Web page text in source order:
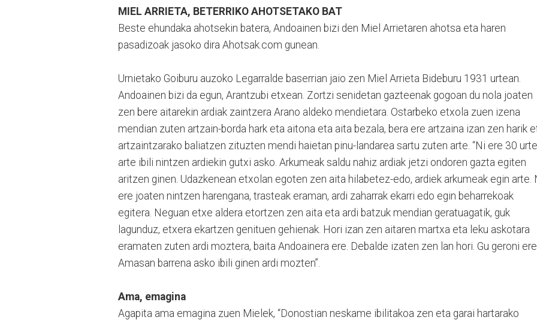
MIEL ARRIETA, BETERRIKO AHOTSETAKO BAT
Beste ehundaka ahotsekin batera, Andoainen bizi den Miel Arrietaren ahotsa eta haren
pasadizoak jasoko dira Ahotsak.com gunean.
Urnietako Goiburu auzoko Legarralde baserrian jaio zen Miel Arrieta Bideburu 1931 urtean.
Andoainen bizi da egun, Arantzubi etxean. Zortzi senidetan gazteenak gogoan du nola joaten
zen bere aitarekin ardiak zaintzera Arano aldeko mendietara. Ostarbeko etxola zuen izena
mendian zuten artzain-borda hark eta aitona eta aita bezala, bera ere artzaina izan zen harik
artzaintzarako baliatzen zituzten mendi haietan pinu-landarea sartu zuten arte. “Ni ere 30
arte ibili nintzen ardiekin gutxi asko. Arkumeak saldu nahiz ardiak jetzi ondoren gazta egiten
aritzen ginen. Udazkenean etxolan egoten zen aita hilabetez-edo, ardiek arkumeak egin arte.
ere joaten nintzen harengana, trasteak eraman, ardi zaharrak ekarri edo egin beharrekoak
egitera. Neguan etxe aldera etortzen zen aita eta ardi batzuk mendian geratuagatik, guk
lagunduz, etxera ekartzen genituen gehienak. Hori izan zen aitaren martxa eta leku askotara
eramaten zuten ardi moztera, baita Andoainera ere. Debalde izaten zen lan hori. Gu geroni ere
Amasan barrena asko ibili ginen ardi mozten”.
Ama, emagina
Agapita ama emagina zuen Mielek, “Donostian neskame ibilitakoa zen eta garai hartarako